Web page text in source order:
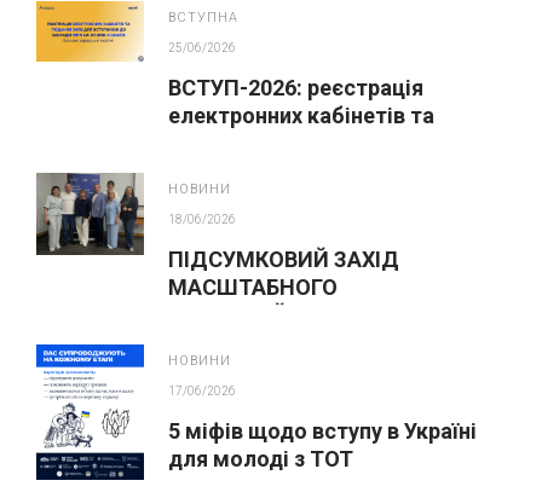
ВСТУПНА
25/06/2026
ВСТУП-2026: реєстрація
електронних кабінетів та
НОВИНИ
18/06/2026
ПІДСУМКОВИЙ ЗАХІД
МАСШТАБНОГО
НОВИНИ
17/06/2026
5 міфів щодо вступу в Україні
для молоді з ТОТ